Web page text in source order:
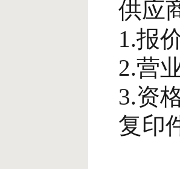
供应
1.报
2.营
3.资
复印